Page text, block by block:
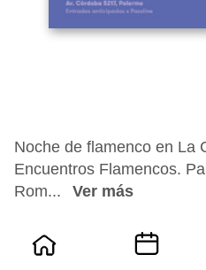
Noche de flamenco en La
Encuentros Flamencos.
Rom...
Ver más